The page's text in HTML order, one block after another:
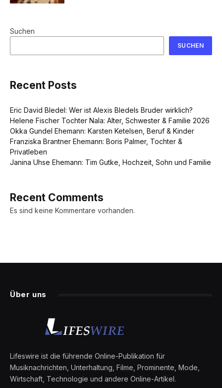
Suchen
SUCHEN
Recent Posts
Eric David Bledel: Wer ist Alexis Bledels Bruder wirklich?
Helene Fischer Tochter Nala: Alter, Schwester & Familie 2026
Okka Gundel Ehemann: Karsten Ketelsen, Beruf & Kinder
Franziska Brantner Ehemann: Boris Palmer, Tochter &
Privatleben
Janina Uhse Ehemann: Tim Gutke, Hochzeit, Sohn und Familie
Recent Comments
Es sind keine Kommentare vorhanden.
Über uns
Lifeswire ist die führende Online-Publikation für
Musiknachrichten, Unterhaltung, Filme, Prominente, Mode,
Wirtschaft, Technologie und andere Online-Artikel.